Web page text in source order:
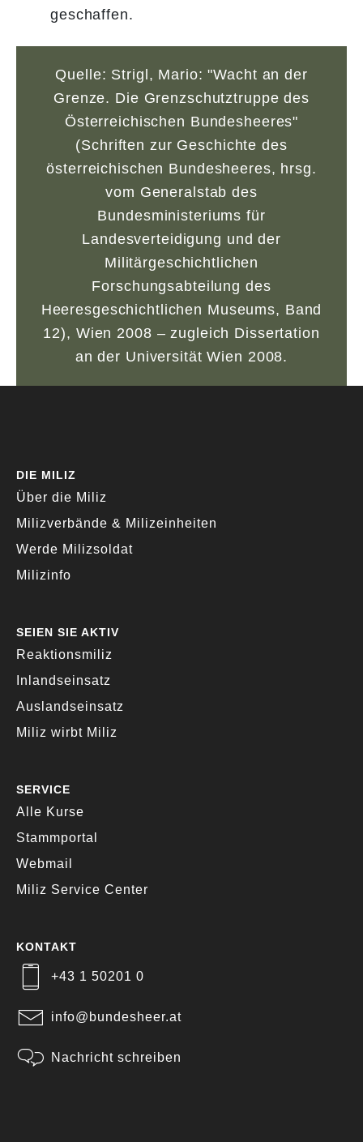
geschaffen.
Quelle: Strigl, Mario: "Wacht an der
Grenze. Die Grenzschutztruppe des
Österreichischen Bundesheeres"
(Schriften zur Geschichte des
österreichischen Bundesheeres, hrsg.
vom Generalstab des
Bundesministeriums für
Landesverteidigung und der
Militärgeschichtlichen
Forschungsabteilung des
Heeresgeschichtlichen Museums, Band
12), Wien 2008 – zugleich Dissertation
an der Universität Wien 2008.
DIE MILIZ
Über die Miliz
Milizverbände & Milizeinheiten
Werde Milizsoldat
Milizinfo
SEIEN SIE AKTIV
Reaktionsmiliz
Inlandseinsatz
Auslandseinsatz
Miliz wirbt Miliz
SERVICE
Alle Kurse
Stammportal
Webmail
Miliz Service Center
KONTAKT
+43 1 50201 0
info@bundesheer.at
Nachricht schreiben